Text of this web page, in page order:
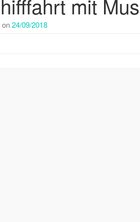
mit
on24/09/2018